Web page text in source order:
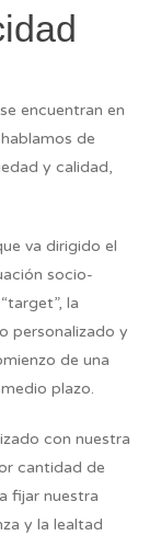
encuentran en
de
y calidad,
va dirigido el
socio-
la
personalizado y
de una
plazo.
con nuestra
cantidad de
fijar nuestra
y la lealtad